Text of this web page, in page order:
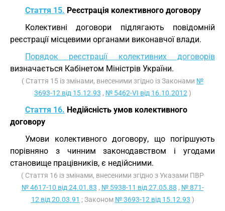
Стаття 15. Реєстрація колективного договору
Колективні договори підлягають повідомній
реєстрації місцевими органами виконавчої влади.
Порядок реєстрації колективних договорів
визначається Кабінетом Міністрів України.
( Стаття 15 із змінами, внесеними згідно із Законами №
3693-12 від 15.12.93 , № 5462-VI від 16.10.2012 )
Стаття 16. Недійсність умов колективного
договору
Умови колективного договору, що погіршують
порівняно з чинним законодавством і угодами
становище працівників, є недійсними.
( Стаття 16 із змінами, внесеними згідно з Указами ПВР
№ 4617-10 від 24.01.83 , № 5938-11 від 27.05.88 , № 871-
12 від 20.03.91 ; Законом № 3693-12 від 15.12.93 )